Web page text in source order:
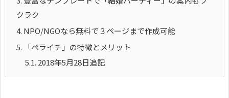
クラク
4. NPO/NGOなら無料で３ページまで作成可能
5. 「ぺライチ」の特徴とメリット
5.1. 2018年5月28日追記